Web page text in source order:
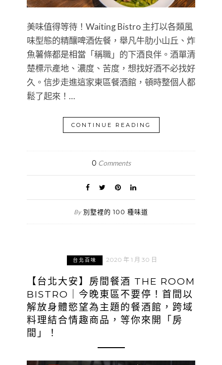
美味值得等待！Waiting Bistro 主打以各類風
味型態的精釀啤酒佐餐，舉凡牛肋小山丘、炸
魚薯條都是相當「稱職」的下酒良伴。酒單清
楚標示產地、濃度、苦度，想找好酒不必找好
久。信步走進這家東區餐酒館，頓時整個人都
鬆了起來！…
CONTINUE READING
0 Comments
By 別墅裡的 100 種味道
台北百味 2020 年 1 月 30 日
【台北大安】房間餐酒 THE ROOM
BISTRO｜今晚東區不要停！首間以
解放身體慾望為主題的餐酒館，跨域
料理結合情趣商品，等你來開「房
間」！